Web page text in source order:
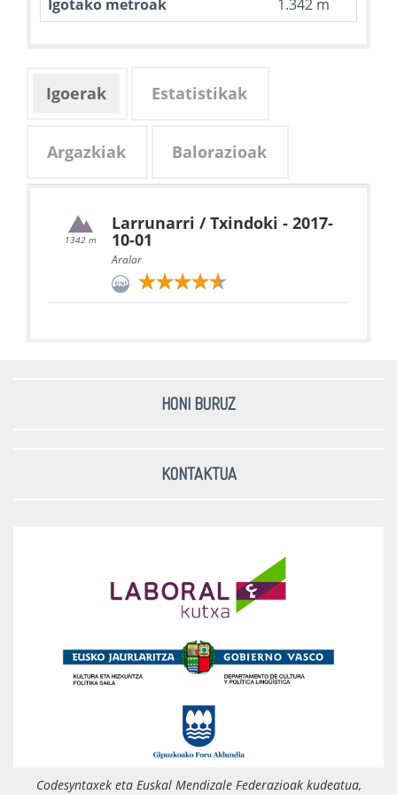
Igotako metroak
1.342 m
Igoerak Estatistikak
Argazkiak Balorazioak
1342 m
Larrunarri / Txindoki - 2017-
10-01
Aralar
HONI BURUZ
KONTAKTUA
Codesyntaxek eta Euskal Mendizale Federazioak kudeatua,